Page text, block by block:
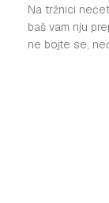
Na tržnici
baš vam nju
ne bojte se,